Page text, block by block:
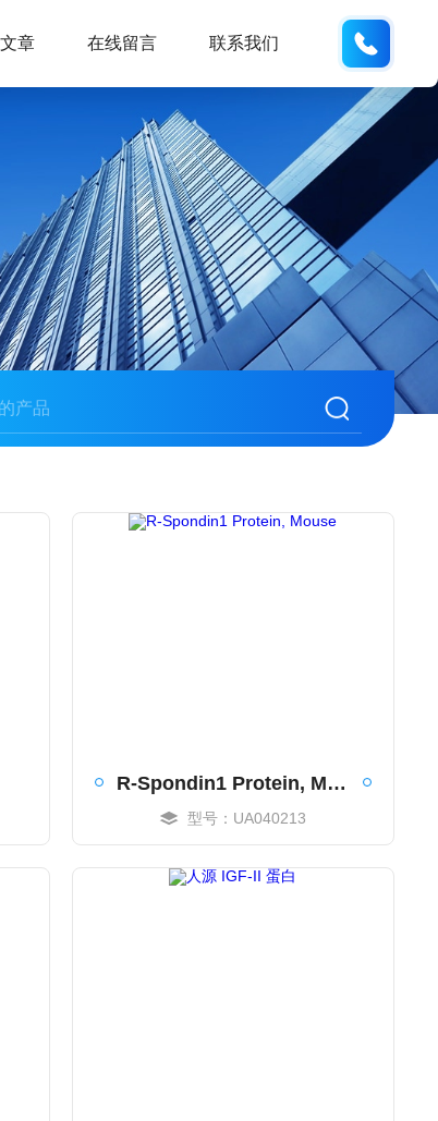
章 在线留言 联系我们
R-Spondin1 Protein, Mouse
型号：UA040213